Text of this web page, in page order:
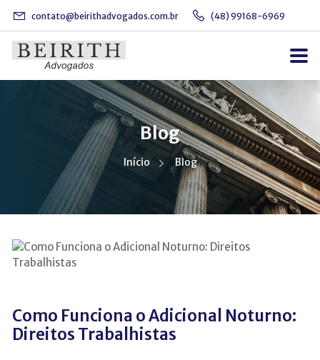
contato@beirithadvogados.com.br (48) 99168-6969
Blog
Início Blog
Como Funciona o Adicional Noturno:
Direitos Trabalhistas